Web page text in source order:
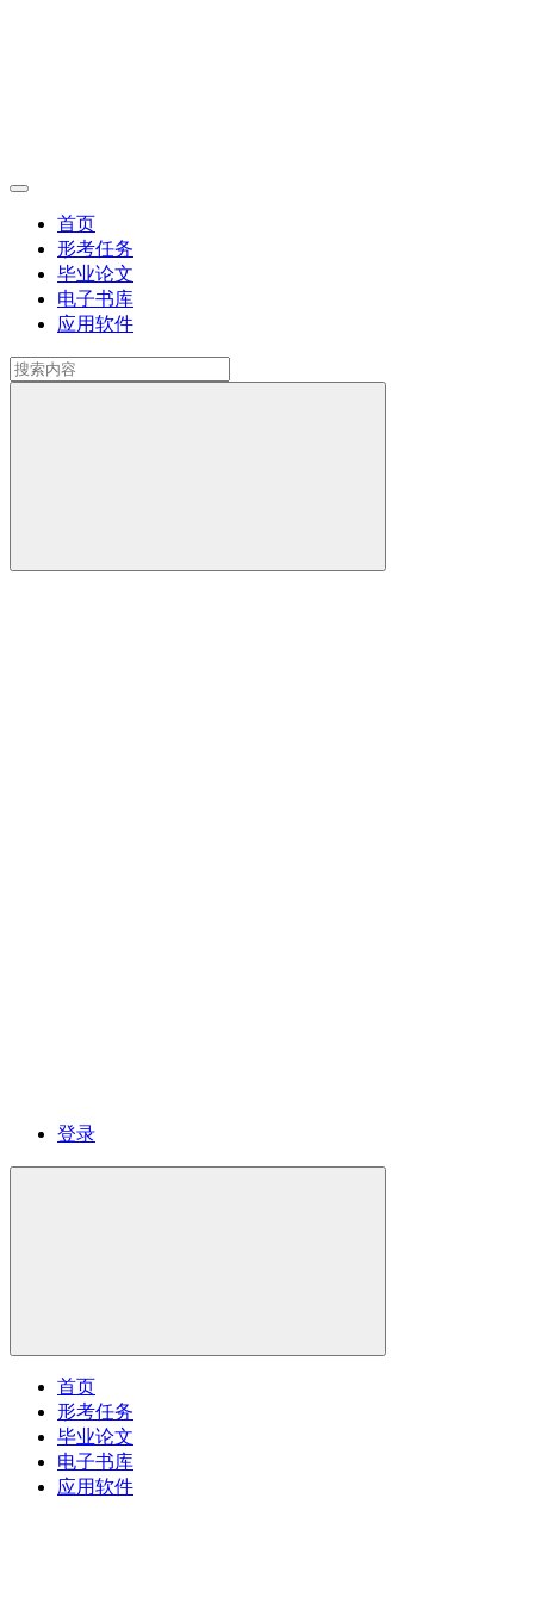
首页
形考任务
毕业论文
电子书库
应用软件
登录
首页
形考任务
毕业论文
电子书库
应用软件